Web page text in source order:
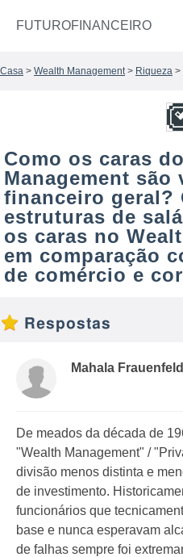
FUTUROFINANCEIRO
Casa > Wealth Management> Riqueza >
Como os caras
Management
financeiro geral?
estruturas de
os caras no
em comparação
de comércio e
Respostas
Mahala
De meados da década de
"Wealth Management" /
divisão menos distinta e
de investimento.
funcionários que
base e nunca esperavam
de falhas sempre foi